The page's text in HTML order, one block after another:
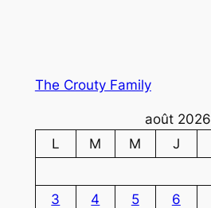
The Crouty Family
août 2026
L
M M J
3
4 5 6